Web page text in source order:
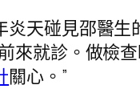
炎天碰見邵醫生
來就診。做檢
關心。”